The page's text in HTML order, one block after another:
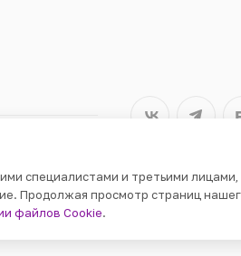
специалистами и третьими
Продолжая просмотр страниц
файлов Cookie.